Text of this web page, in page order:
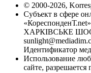
© 2000-2026,
Субъект в сфере
ХАРКІВСЬКЕ
Идентификатор
Использование
сайте,